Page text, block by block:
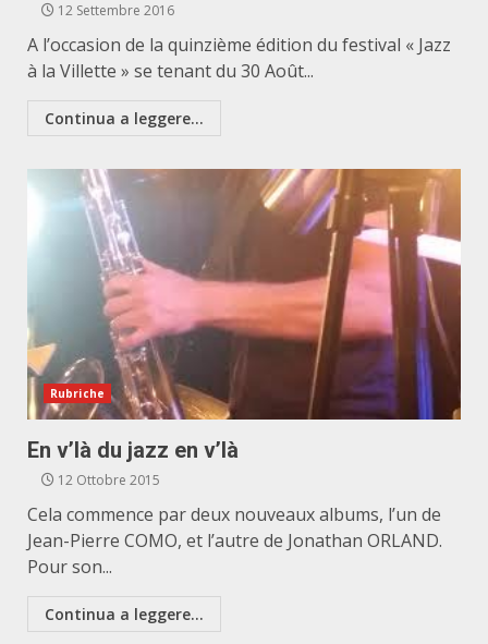
12 Settembre 2016
A l’occasion de la quinzième édition du festival « Jazz
à la Villette » se tenant du 30 Août...
Continua a leggere...
Rubriche
En v’là du jazz en v’là
12 Ottobre 2015
Cela commence par deux nouveaux albums, l’un de
Jean-Pierre COMO, et l’autre de Jonathan ORLAND.
Pour son...
Continua a leggere...